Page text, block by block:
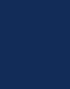
Sixpack noch
und jede
und